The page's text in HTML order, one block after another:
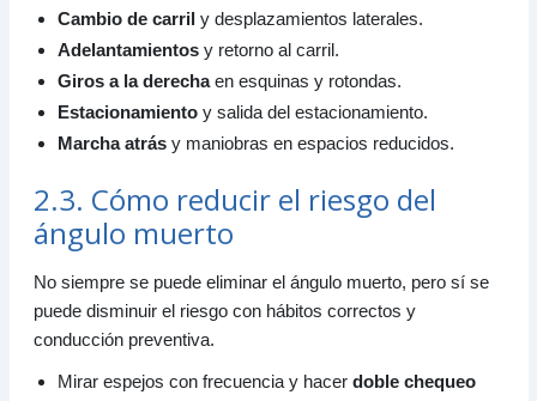
Cambio de carrily desplazamientos laterales.
Adelantamientosy retorno al carril.
Giros a la derechaen esquinas y rotondas.
Estacionamientoy salida del estacionamiento.
Marcha atrásy maniobras en espacios reducidos.
2.3. Cómo reducir el riesgo del
ángulo muerto
No siempre se puede eliminar el ángulo muerto, pero sí se
puede disminuir el riesgo con hábitos correctos y
conducción preventiva.
Mirar espejos con frecuencia y hacer doble chequeo